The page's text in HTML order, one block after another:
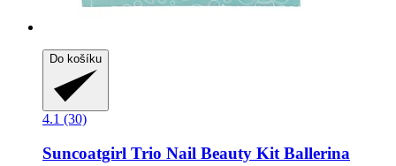
Do košíku
4.1 (30)
Suncoatgirl Trio Nail Beauty Kit Ballerina